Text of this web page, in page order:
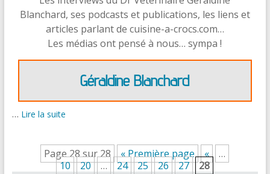
Blanchard, ses podcasts et publications, les liens et
articles parlant de cuisine-a-crocs.com…
Les médias ont pensé à nous… sympa !
Géraldine Blanchard
… Lire la suite
Page 28 sur 28 « Première page «
…
10
20 … 24 25 26 27
28